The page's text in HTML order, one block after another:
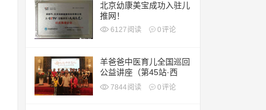
北京幼康美宝成功入驻儿
推网！
6127 阅读 0评论
羊爸爸中医育儿全国巡回
公益讲座（第45站·西
安）7844 阅读 0评论